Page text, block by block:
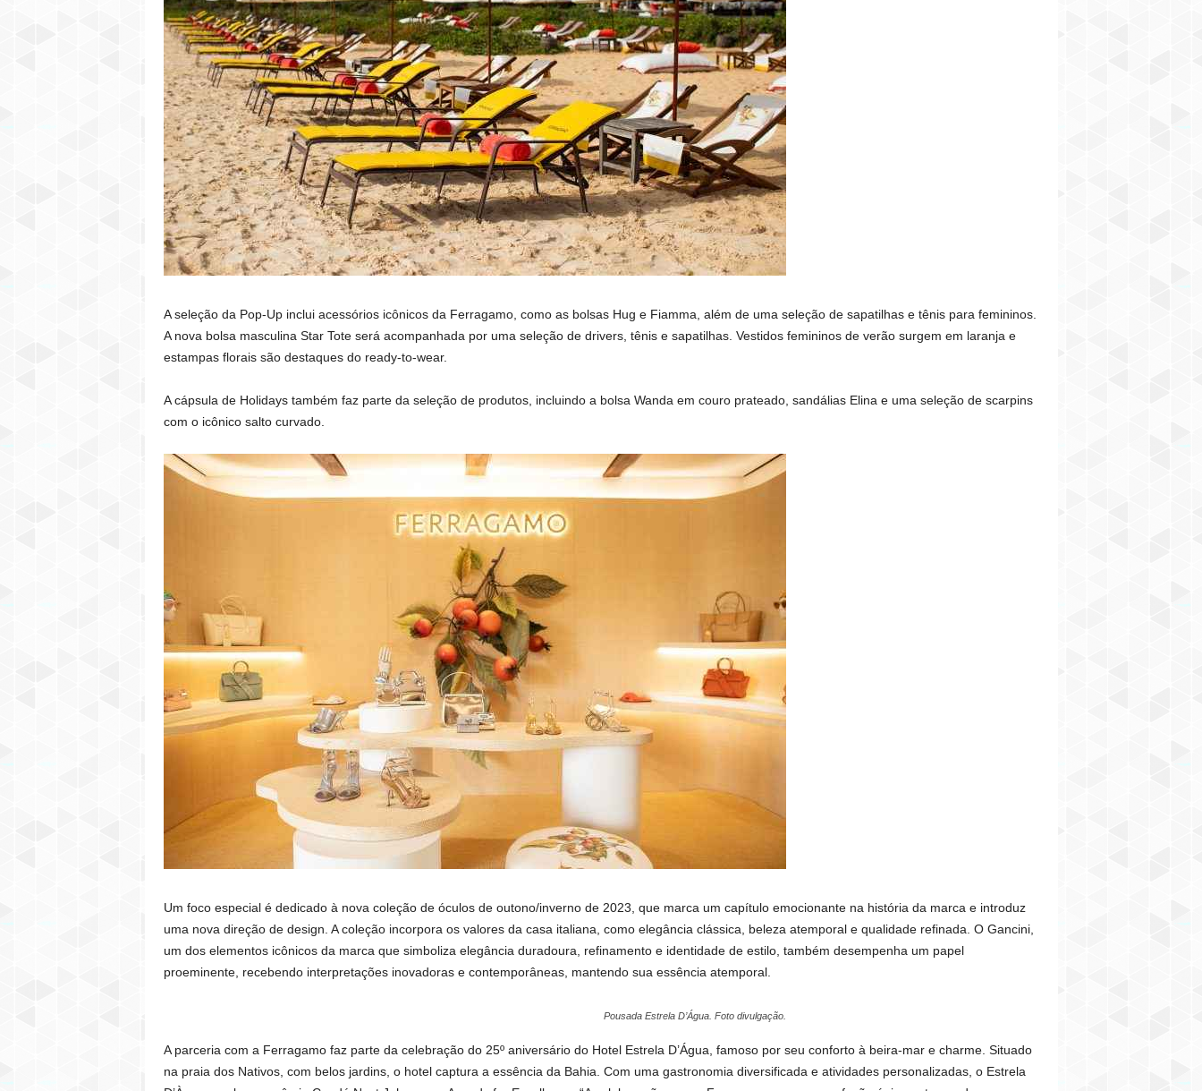
A seleção da Pop-Up inclui acessórios icônicos da Ferragamo, como as bolsas Hug e Fiamma, além de uma seleção de sapatilhas e tênis para femininos.
A nova bolsa masculina Star Tote será acompanhada por uma seleção de drivers, tênis e sapatilhas. Vestidos femininos de verão surgem em laranja e
estampas florais são destaques do ready-to-wear.
A cápsula de Holidays também faz parte da seleção de produtos, incluindo a bolsa Wanda em couro prateado, sandálias Elina e uma seleção de scarpins
com o icônico salto curvado.
Um foco especial é dedicado à nova coleção de óculos de outono/inverno de 2023, que marca um capítulo emocionante na história da marca e introduz
uma nova direção de design. A coleção incorpora os valores da casa italiana, como elegância clássica, beleza atemporal e qualidade refinada. O Gancini,
um dos elementos icônicos da marca que simboliza elegância duradoura, refinamento e identidade de estilo, também desempenha um papel
proeminente, recebendo interpretações inovadoras e contemporâneas, mantendo sua essência atemporal.
Pousada Estrela D’Água. Foto divulgação.
A parceria com a Ferragamo faz parte da celebração do 25º aniversário do Hotel Estrela D’Água, famoso por seu conforto à beira-mar e charme. Situado
na praia dos Nativos, com belos jardins, o hotel captura a essência da Bahia. Com uma gastronomia diversificada e atividades personalizadas, o Estrela